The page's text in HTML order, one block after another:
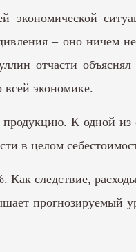
– оно ничем
отчасти
всей экономике.
К одной из
целом
следствие,
прогнозируемый